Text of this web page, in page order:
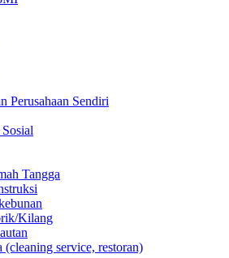
Perusahaan Sendiri
Tangga
Kilang
(cleaning service, restoran)